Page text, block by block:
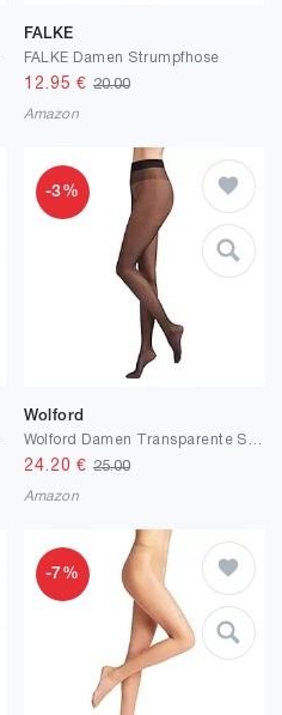
FALKE
FALKE Damen Strumpfhose
12.95 € 20.00
Amazon
-3%
Wolford
24.20 € 25.00
Amazon
-7%